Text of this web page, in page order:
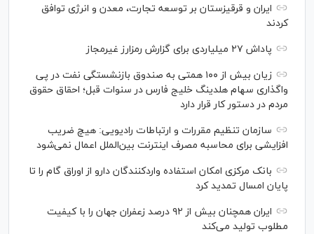
ایران و قرقیزستان بر توسعه تجارت، معدن و انرژی توافق
کردند
پاداش ۲۷ میلیاردی برای گزارش رمزارز غیرمجاز
زیان بیش از ۱۰۰ همتی به صندوق بازنشستگی نفت در پی
واگذاری سهام هلدینگ خلیج فارس در سنوات قبل؛ احقاق حقوق
مردم در دستور کار قرار دارد
سازمان تنظیم مقررات و ارتباطات رادیویی: هیچ ضریب
افزایشی برای محاسبه مصرف اینترنت بین‌الملل اعمال نمی‌شود
بانک مرکزی امکان استفاده واردکنندگان دارو از اوراق گام را تا
پایان امسال تمدید کرد
ایران همچنان بیش از ۹۲ درصد زعفران جهان را با کیفیت
مطلوب تولید می‌کند